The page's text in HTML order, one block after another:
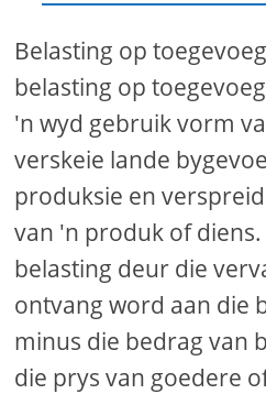
Belasting op
belasting op
'n wyd gebruik vorm
verskeie lande
produksie en
van 'n produk of
belasting deur die
ontvang word aan die
minus die bedrag van
die prys van goedere